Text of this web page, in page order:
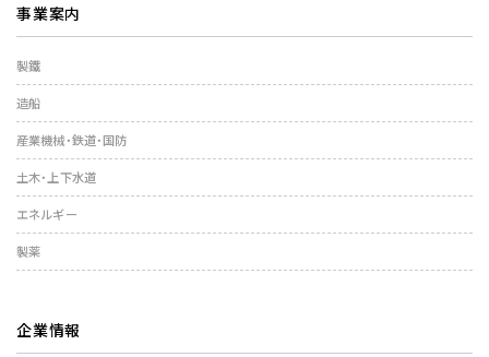
事業案内
製鐵
造船
産業機械・鉄道・国防
土木・上下水道
エネルギー
製薬
企業情報